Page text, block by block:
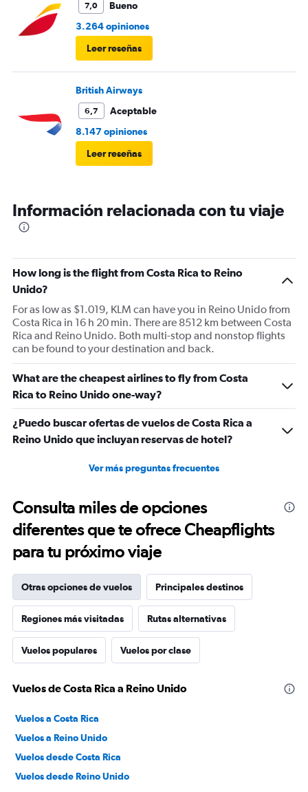
7,0
Bueno
3.264 opiniones
Leer reseñas
British Airways
6,7
Aceptable
8.147 opiniones
Leer reseñas
Información relacionada con tu viaje
How long is the flight from Costa Rica to Reino
Unido?
For as low as $1.019, KLM can have you in Reino Unido from
Costa Rica in 16 h 20 min. There are 8512 km between Costa
Rica and Reino Unido. Both multi-stop and nonstop flights
can be found to your destination and back.
What are the cheapest airlines to fly from Costa
Rica to Reino Unido one-way?
¿Puedo buscar ofertas de vuelos de Costa Rica a
Reino Unido que incluyan reservas de hotel?
Ver más preguntas frecuentes
Consulta miles de opciones
diferentes que te ofrece Cheapflights
para tu próximo viaje
Otras opciones de vuelos Principales destinos
Regiones más visitadas Rutas alternativas
Vuelos populares Vuelos por clase
Vuelos de Costa Rica a Reino Unido
Vuelos a Costa Rica
Vuelos a Reino Unido
Vuelos desde Costa Rica
Vuelos desde Reino Unido